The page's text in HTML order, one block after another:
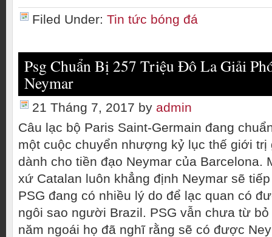
Filed Under: Tin tức bóng đá
Psg Chuẩn Bị 257 Triệu Đô La Giải
Neymar
21 Tháng 7, 2017 by admin
Câu lạc bộ Paris Saint-Germain đang
một cuộc chuyển nhượng kỷ lục thế giới trị
dành cho tiền đạo Neymar của Barcelona.
xứ Catalan luôn khẳng định Neymar sẽ
PSG đang có nhiều lý do để lạc quan có
ngôi sao người Brazil. PSG vẫn chưa từ
năm ngoái họ đã nghĩ rằng sẽ có được